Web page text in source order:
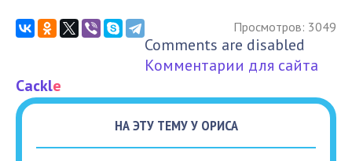
Просмотров: 3049
Comments are disabled
Комментарии для сайта
Cackle
НА ЭТУ ТЕМУ У ОРИСА